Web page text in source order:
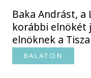
Baka Andrást,
korábbi elnökét
elnöknek a
BALATON